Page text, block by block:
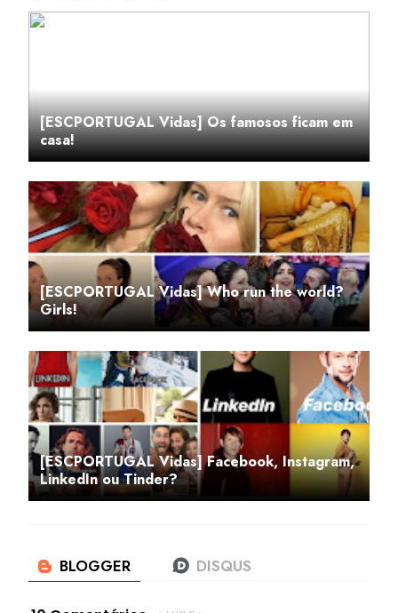
[ESCPORTUGAL Vidas] Os famosos ficam em
casa!
[ESCPORTUGAL Vidas] Who run the world?
Girls!
[ESCPORTUGAL Vidas] Facebook, Instagram,
LinkedIn ou Tinder?